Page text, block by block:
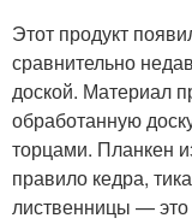
Этот продукт
сравнительно
доской. Материал
обработанную
торцами. Планкен
правило кедра,
лиственницы —